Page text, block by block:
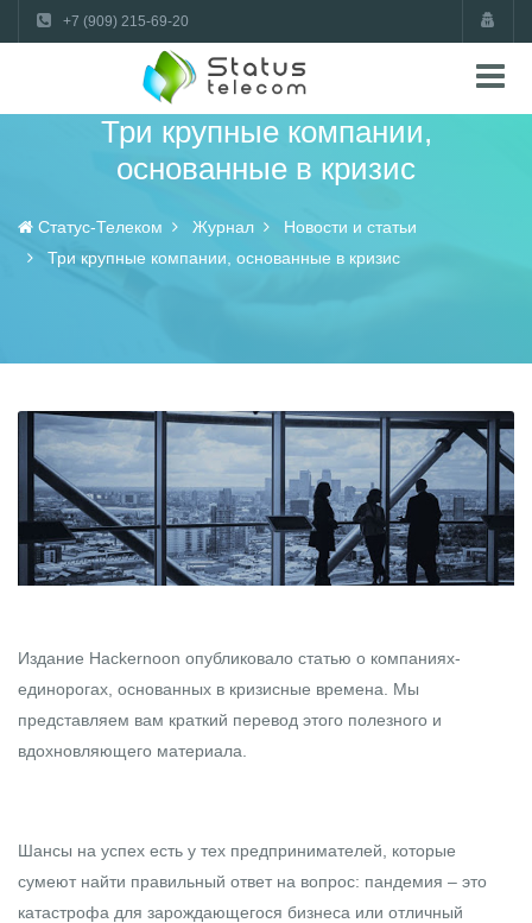
+7 (909) 215-69-20
Три крупные компании,
основанные в кризис
Статус-Телеком Журнал
Новости и статьи
Три крупные компании, основанные в кризис
Издание Hackernoon опубликовало статью о компаниях-
единорогах, основанных в кризисные времена. Мы
представляем вам краткий перевод этого полезного и
вдохновляющего материала.
Шансы на успех есть у тех предпринимателей, которые
сумеют найти правильный ответ на вопрос: пандемия – это
катастрофа для зарождающегося бизнеса или отличный